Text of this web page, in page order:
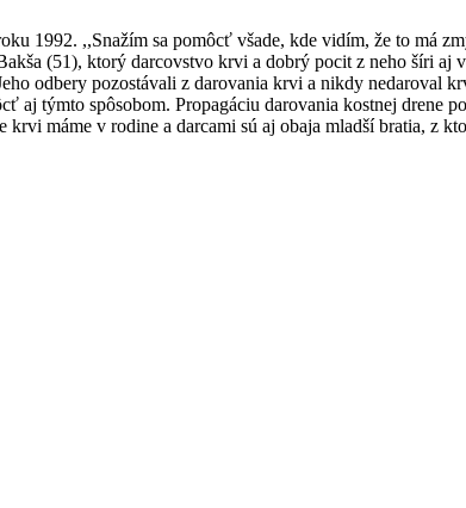
1992. ,,Snažím sa pomôcť všade, kde vidím, že to má
(51), ktorý darcovstvo krvi a dobrý pocit z neho šíri
odbery pozostávali z darovania krvi a nikdy nedaroval
aj týmto spôsobom. Propagáciu darovania kostnej drene
máme v rodine a darcami sú aj obaja mladší bratia, z